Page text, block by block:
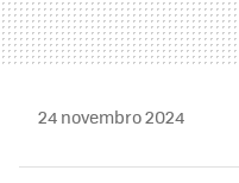
24 novembro 2024